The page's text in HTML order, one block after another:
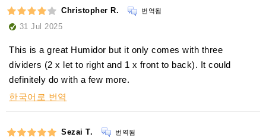
Christopher R. 번역됨
31 Jul 2025
This is a great Humidor but it only comes with three
dividers (2 x let to right and 1 x front to back). It could
definitely do with a few more.
한국어로 번역
Sezai T. 번역됨